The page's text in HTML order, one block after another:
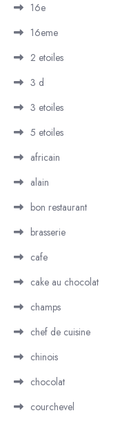
16e
16eme
2 etoiles
3 d
3 etoiles
5 etoiles
africain
alain
bon restaurant
brasserie
cafe
cake au chocolat
champs
chef de cuisine
chinois
chocolat
courchevel